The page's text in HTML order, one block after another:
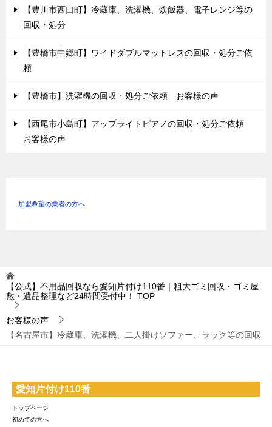
【豊川市西口町】冷蔵庫、洗濯機、炊飯器、電子レンジ等の
回収・処分
【豊橋市中郷町】ワイドダブルマットレスの回収・処分ご依
頼
【豊橋市】洗濯機の回収・処分ご依頼 お客様の声
【西尾市小島町】アップライトピアノの回収・処分ご依頼
お客様の声
加盟希望の業者の方へ
【公式】不用品回収なら愛知片付け110番｜粗大ゴミ回収・ゴミ屋
敷・遺品整理など24時間受付中！
TOP
お客様の声
【名古屋市】冷蔵庫、洗濯機、二人掛けソファー、ラック等の回収
愛知片付け110番
トップページ
初めての方へ